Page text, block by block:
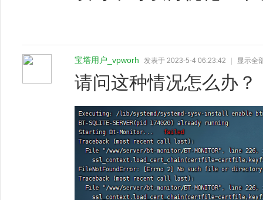
宝塔用户_vpworh 发表于 2023-5-4 06:23:42 显示全
请问这种情况怎么办？